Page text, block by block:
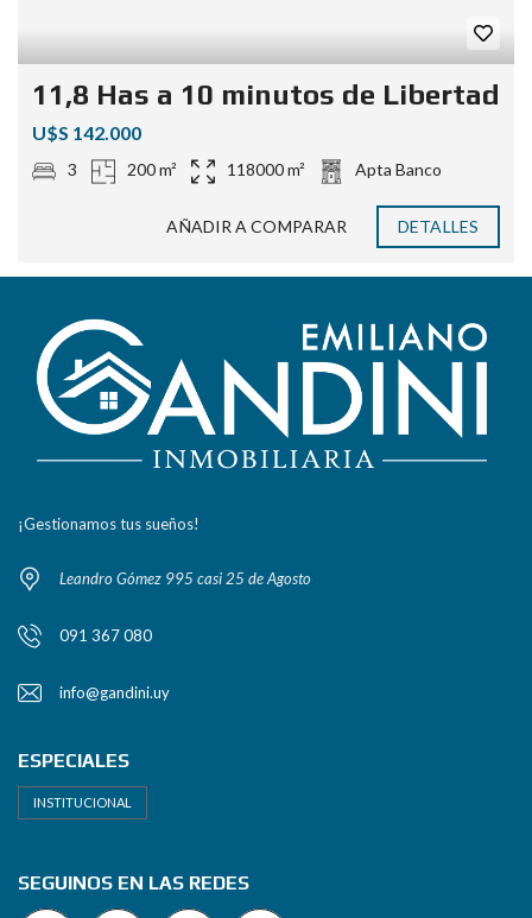
11,8 Has a 10 minutos de Libertad
U$S 142.000
3 200 m² 118000 m² Apta Banco
AÑADIR A COMPARAR DETALLES
¡Gestionamos tus sueños!
Leandro Gómez 995 casi 25 de Agosto
091 367 080
info@gandini.uy
ESPECIALES
INSTITUCIONAL
SEGUINOS EN LAS REDES